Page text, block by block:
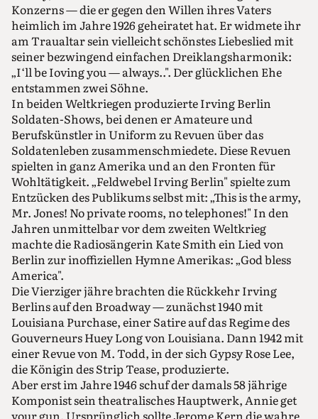
Konzerns — die er gegen den Willen ihres Vaters
heimlich im Jahre 1926 geheiratet hat. Er widmete ihr
am Traualtar sein vielleicht schönstes Liebeslied mit
seiner bezwingend einfachen Dreiklangsharmonik:
„I‘ll be Ioving you — always..". Der glücklichen Ehe
entstammen zwei Söhne.
In beiden Weltkriegen produzierte Irving Berlin
Soldaten-Shows, bei denen er Amateure und
Berufskünstler in Uniform zu Revuen über das
Soldatenleben zusammenschmiedete. Diese Revuen
spielten in ganz Amerika und an den Fronten für
Wohltätigkeit. „Feldwebel Irving Berlin" spielte zum
Entzücken des Publikums selbst mit: „This is the army,
Mr. Jones! No private rooms, no telephones!" In den
Jahren unmittelbar vor dem zweiten Weltkrieg
machte die Radiosängerin Kate Smith ein Lied von
Berlin zur inoffiziellen Hymne Amerikas: „God bless
America".
Die Vierziger jähre brachten die Rückkehr Irving
Berlins auf den Broadway — zunächst 1940 mit
Louisiana Purchase, einer Satire auf das Regime des
Gouverneurs Huey Long von Louisiana. Dann 1942 mit
einer Revue von M. Todd, in der sich Gypsy Rose Lee,
die Königin des Strip Tease, produzierte.
Aber erst im Jahre 1946 schuf der damals 58 jährige
Komponist sein theatralisches Hauptwerk, Annie get
your gun. Ursprünglich sollte Jerome Kern die wahre